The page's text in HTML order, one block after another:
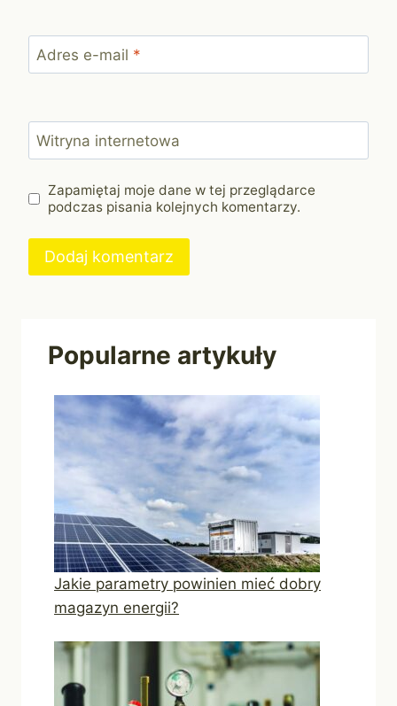
Adres e-mail *
Witryna internetowa
Zapamiętaj moje dane w tej przeglądarce
podczas pisania kolejnych komentarzy.
Popularne artykuły
Jakie parametry powinien mieć dobry
magazyn energii?